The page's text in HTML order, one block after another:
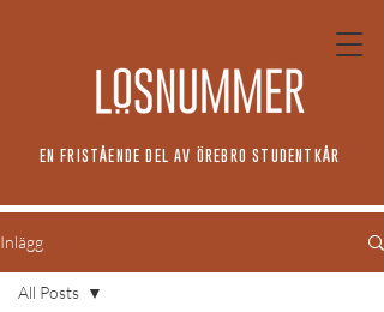
EN FRISTÅENDE DEL AV ÖREBRO STUDENTKÅR
Inlägg
All Posts